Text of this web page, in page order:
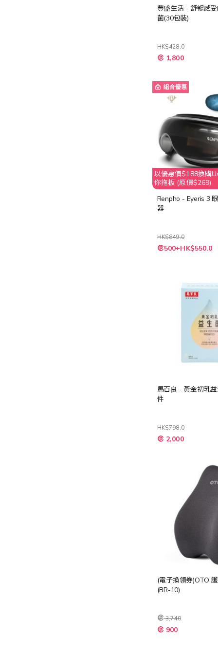
豐盛生活 - 舒暢感
菌(30包裝)
HK$428.0
特
殊 1,800
組合優惠
以優惠價$188換購
你拖板 (原價$269)
Renpho - Eyeris 3
器
HK$849.0
特
殊 500+HK$550.0
馬百良 - 黃金初乳
件
HK$798.0
特
殊 2,000
(電子換領券)OTO
(BR-10)
3,740
特
殊 900